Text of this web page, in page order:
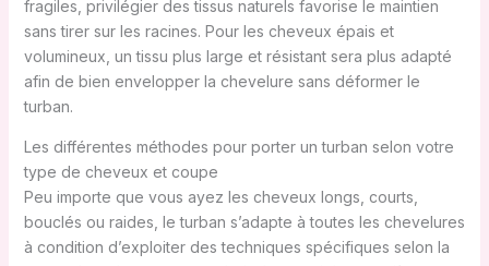
fragiles, privilégier des tissus naturels favorise le maintien
sans tirer sur les racines. Pour les cheveux épais et
volumineux, un tissu plus large et résistant sera plus adapté
afin de bien envelopper la chevelure sans déformer le
turban.
Les différentes méthodes pour porter un turban selon votre
type de cheveux et coupe
Peu importe que vous ayez les cheveux longs, courts,
bouclés ou raides, le turban s’adapte à toutes les chevelures
à condition d’exploiter des techniques spécifiques selon la